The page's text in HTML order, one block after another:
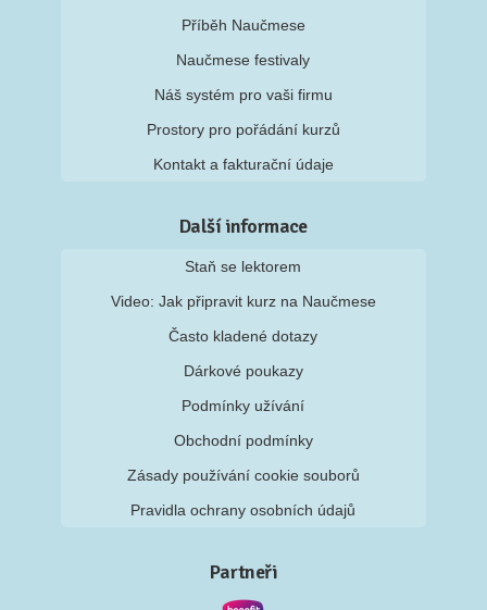
Příběh Naučmese
Naučmese festivaly
Náš systém pro vaši firmu
Prostory pro pořádání kurzů
Kontakt a fakturační údaje
Další informace
Staň se lektorem
Video: Jak připravit kurz na Naučmese
Často kladené dotazy
Dárkové poukazy
Podmínky užívání
Obchodní podmínky
Zásady používání cookie souborů
Pravidla ochrany osobních údajů
Partneři